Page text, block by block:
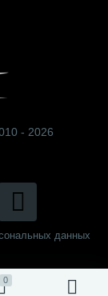
0
- 2026
данных